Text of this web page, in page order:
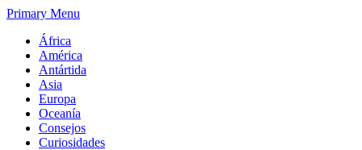
Primary Menu
África
América
Antártida
Asia
Europa
Oceanía
Consejos
Curiosidades